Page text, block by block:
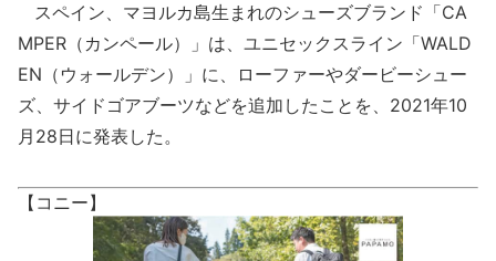
スペイン、マヨルカ島生まれのシューズブランド「CA
MPER（カンペール）」は、ユニセックスライン「WALD
EN（ウォールデン）」に、ローファーやダービーシュー
ズ、サイドゴアブーツなどを追加したことを、2021年10
月28日に発表した。
【コニー】